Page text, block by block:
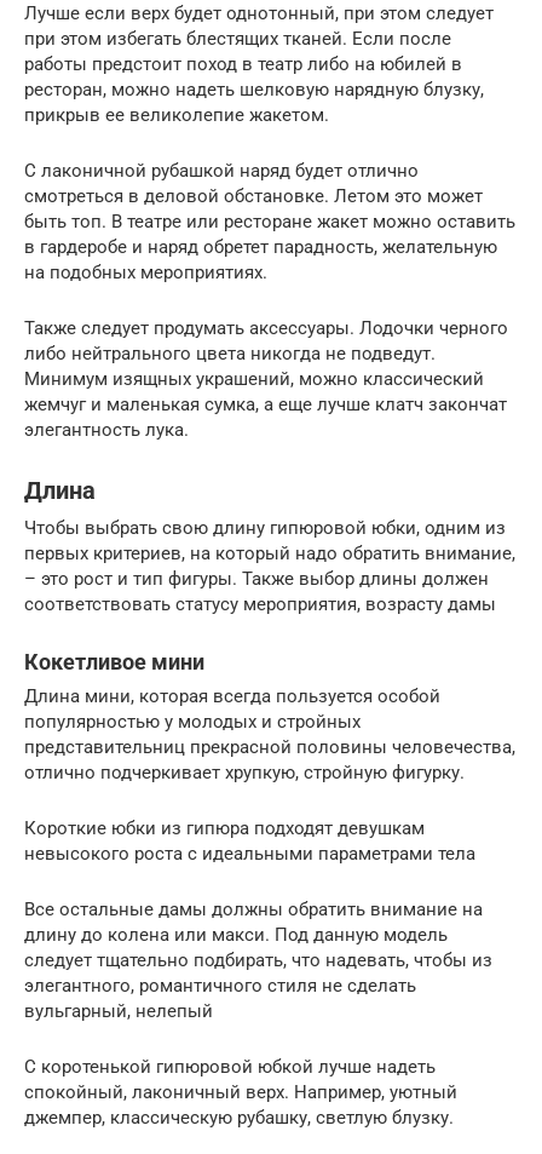
Лучше если верх будет однотонный, при этом следует
при этом избегать блестящих тканей. Если после
работы предстоит поход в театр либо на юбилей в
ресторан, можно надеть шелковую нарядную блузку,
прикрыв ее великолепие жакетом.
С лаконичной рубашкой наряд будет отлично
смотреться в деловой обстановке. Летом это может
быть топ. В театре или ресторане жакет можно оставить
в гардеробе и наряд обретет парадность, желательную
на подобных мероприятиях.
Также следует продумать аксессуары. Лодочки черного
либо нейтрального цвета никогда не подведут.
Минимум изящных украшений, можно классический
жемчуг и маленькая сумка, а еще лучше клатч закончат
элегантность лука.
Длина
Чтобы выбрать свою длину гипюровой юбки, одним из
первых критериев, на который надо обратить внимание,
– это рост и тип фигуры. Также выбор длины должен
соответствовать статусу мероприятия, возрасту дамы
Кокетливое мини
Длина мини, которая всегда пользуется особой
популярностью у молодых и стройных
представительниц прекрасной половины человечества,
отлично подчеркивает хрупкую, стройную фигурку.
Короткие юбки из гипюра подходят девушкам
невысокого роста с идеальными параметрами тела
Все остальные дамы должны обратить внимание на
длину до колена или макси. Под данную модель
следует тщательно подбирать, что надевать, чтобы из
элегантного, романтичного стиля не сделать
вульгарный, нелепый
С коротенькой гипюровой юбкой лучше надеть
спокойный, лаконичный верх. Например, уютный
джемпер, классическую рубашку, светлую блузку.